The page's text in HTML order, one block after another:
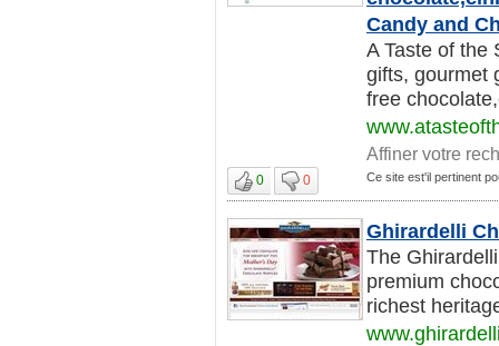
Candy and
A Taste of the
gifts, gourmet
free
Affiner votre
0 0 Ce site est'il pertinent
Ghirardelli
The
premium
richest